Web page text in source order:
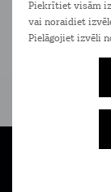
Piekrītiet visām
vai noraidiet
Pielāgojiet izvēli